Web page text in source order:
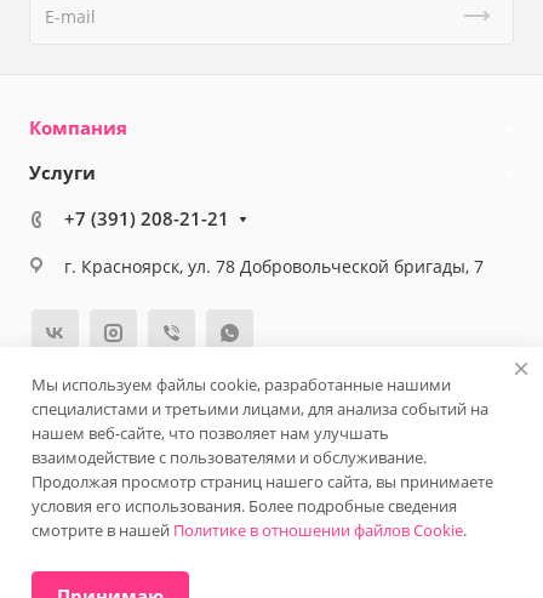
Компания
Услуги
+7 (391) 208-21-21
г. Красноярск, ул. 78 Добровольческой бригады, 7
© 2026 Клиника косметологии - Lege Artis
Политика конфиденциальности
Версия для слабовидящих
ИМЕЮТСЯ ПРОТИВОПОКАЗАНИЯ. НЕОБХОДИМА
Мы используем файлы cookie, разработанные нашими
специалистами и третьими лицами, для анализа событий на
нашем веб-сайте, что позволяет нам улучшать
взаимодействие с пользователями и обслуживание.
Продолжая просмотр страниц нашего сайта, вы принимаете
условия его использования. Более подробные сведения
смотрите в нашей Политике в отношении файлов Cookie.